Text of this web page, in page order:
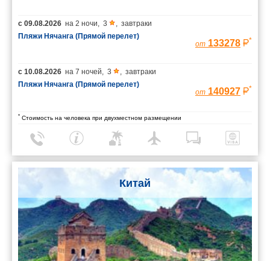
с 09.08.2026 на 2 ночи, 3 , завтраки
Пляжи Нячанга (Прямой перелет)
от 133278 *
с 10.08.2026 на 7 ночей, 3 , завтраки
Пляжи Нячанга (Прямой перелет)
от 140927 *
* Стоимость на человека при двухместном размещении
Китай